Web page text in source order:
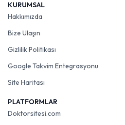
KURUMSAL
Hakkımızda
Bize Ulaşın
Gizlilik Politikası
Google Takvim Entegrasyonu
Site Haritası
PLATFORMLAR
Doktorsitesi.com